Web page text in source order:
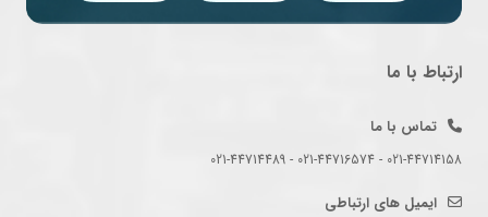
ارتباط با ما
تماس با ما
021-44714158 - 021-44716574 - 021-44714489
ایمیل های ارتباطی